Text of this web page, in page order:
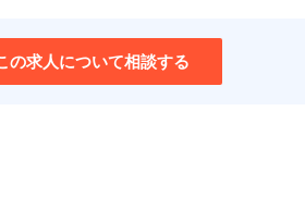
の求人について相談する